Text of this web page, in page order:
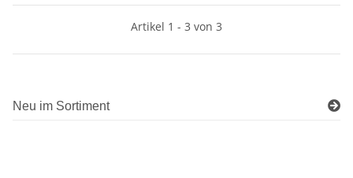
Artikel 1 - 3 von 3
Neu im Sortiment